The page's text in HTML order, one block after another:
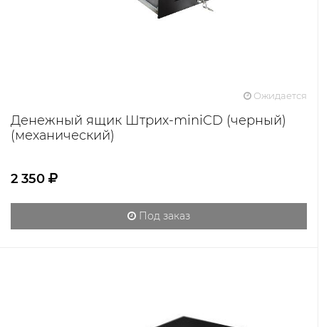
Ожидается
Денежный ящик Штрих-miniCD (черный)
(механический)
2 350
Под заказ